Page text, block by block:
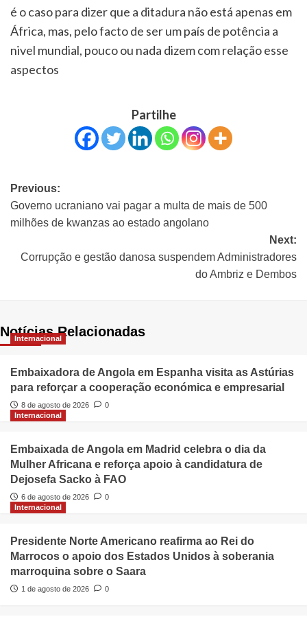
é o caso para dizer que a ditadura não está apenas em
África, mas, pelo facto de ser um país de potência a
nivel mundial, pouco ou nada dizem com relação esse
aspectos
Partilhe
Previous:
Governo ucraniano vai pagar a multa de mais de 500
milhões de kwanzas ao estado angolano
Next:
Corrupção e gestão danosa suspendem Administradores
do Ambriz e Dembos
Notícias Relacionadas
Internacional
Embaixadora de Angola em Espanha visita as Astúrias
para reforçar a cooperação económica e empresarial
8 de agosto de 2026
0
Internacional
Embaixada de Angola em Madrid celebra o dia da
Mulher Africana e reforça apoio à candidatura de
Dejosefa Sacko à FAO
6 de agosto de 2026
0
Internacional
Presidente Norte Americano reafirma ao Rei do
Marrocos o apoio dos Estados Unidos à soberania
marroquina sobre o Saara
1 de agosto de 2026 0